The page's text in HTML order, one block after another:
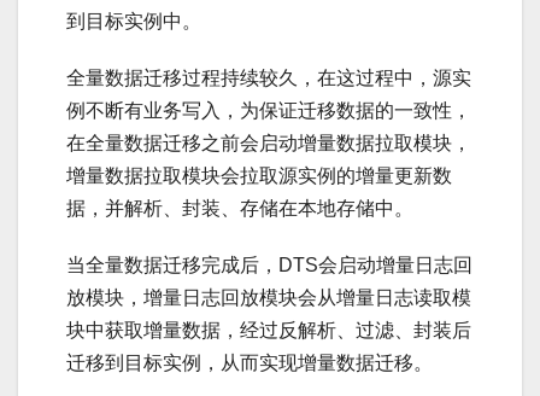
到目标实例中。
全量数据迁移过程持续较久，在这过程中，源实
例不断有业务写入，为保证迁移数据的一致性，
在全量数据迁移之前会启动增量数据拉取模块，
增量数据拉取模块会拉取源实例的增量更新数
据，并解析、封装、存储在本地存储中。
当全量数据迁移完成后，DTS会启动增量日志回
放模块，增量日志回放模块会从增量日志读取模
块中获取增量数据，经过反解析、过滤、封装后
迁移到目标实例，从而实现增量数据迁移。